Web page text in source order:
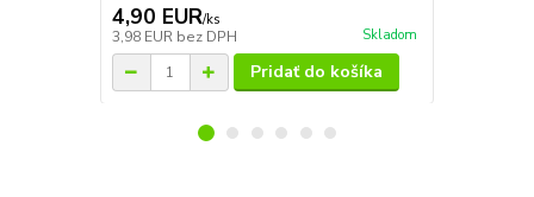
4,90 EUR/ks
3,98 EUR bez DPH Skladom
Pridať do košíka